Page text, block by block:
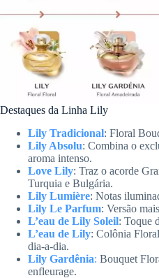
Destaques da Linha Lily
Lily Tradicional: Floral
Lily Absolu: Combina o
aroma intenso.
Love Lily: Traz o acorde
Turquia e Bulgária.
Lily Lumière: Notas
Lily Le Parfum: Versão
L’eau de Lily Soleil: Toque
L’eau de Lily: Colônia
dia-a-dia.
Lily Gardênia: Bouquet
enfleurage.